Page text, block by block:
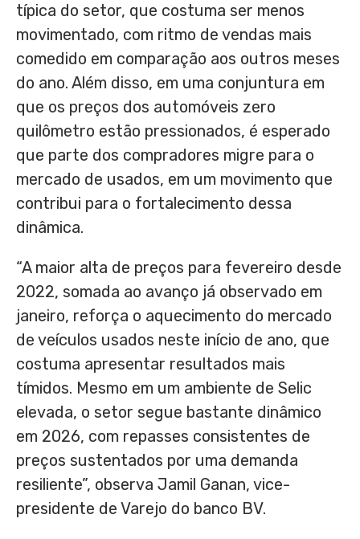
típica do setor, que costuma ser menos
movimentado, com ritmo de vendas mais
comedido em comparação aos outros meses
do ano. Além disso, em uma conjuntura em
que os preços dos automóveis zero
quilômetro estão pressionados, é esperado
que parte dos compradores migre para o
mercado de usados, em um movimento que
contribui para o fortalecimento dessa
dinâmica.
“A maior alta de preços para fevereiro desde
2022, somada ao avanço já observado em
janeiro, reforça o aquecimento do mercado
de veículos usados neste início de ano, que
costuma apresentar resultados mais
tímidos. Mesmo em um ambiente de Selic
elevada, o setor segue bastante dinâmico
em 2026, com repasses consistentes de
preços sustentados por uma demanda
resiliente”, observa Jamil Ganan, vice-
presidente de Varejo do banco BV.